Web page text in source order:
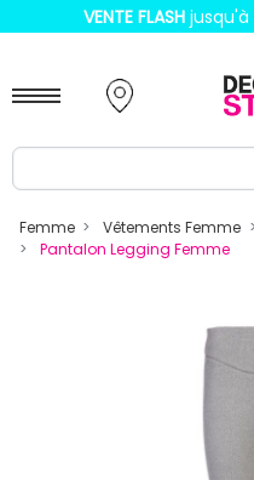
VENTE FLASH jusqu'à
Femme Vêtements Femme
Pantalon Legging Femme